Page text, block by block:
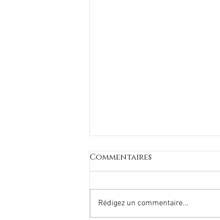
Commentaires
Rédigez un commentaire...